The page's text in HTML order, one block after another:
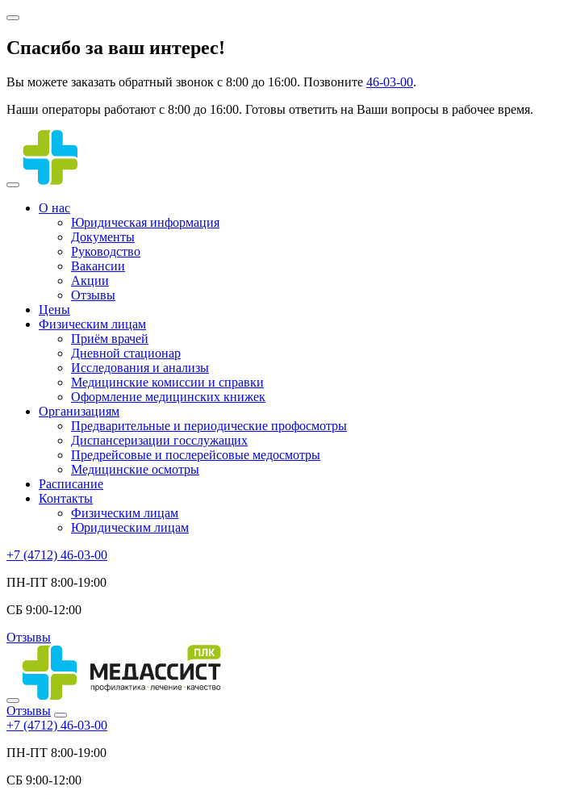
Спасибо за ваш интерес!
Вы можете заказать обратный звонок с 8:00 до 16:00. Позвоните 46-03-00.
Наши операторы работают с 8:00 до 16:00. Готовы ответить на Ваши вопросы в рабочее время.
О нас
Юридическая информация
Документы
Руководство
Вакансии
Акции
Отзывы
Цены
Физическим лицам
Приём врачей
Дневной стационар
Исследования и анализы
Медицинские комиссии и справки
Оформление медицинских книжек
Организациям
Предварительные и периодические профосмотры
Диспансеризации госслужащих
Предрейсовые и послерейсовые медосмотры
Медицинские осмотры
Расписание
Контакты
Физическим лицам
Юридическим лицам
+7 (4712) 46-03-00
ПН-ПТ 8:00-19:00
СБ 9:00-12:00
Отзывы
Отзывы
+7 (4712) 46-03-00
ПН-ПТ 8:00-19:00
СБ 9:00-12:00